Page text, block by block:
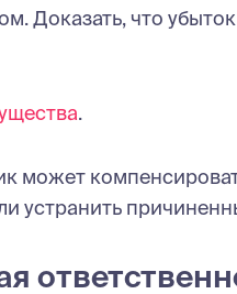
Доказать, что
.
может
устранить